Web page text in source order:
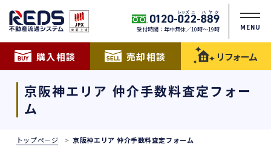
受付時間：年中無休／10時〜19時 MENU
購入相談 売却相談 リフォーム
京阪神エリア 仲介手数料査定フォー
ム
トップページ 京阪神エリア 仲介手数料査定フォーム